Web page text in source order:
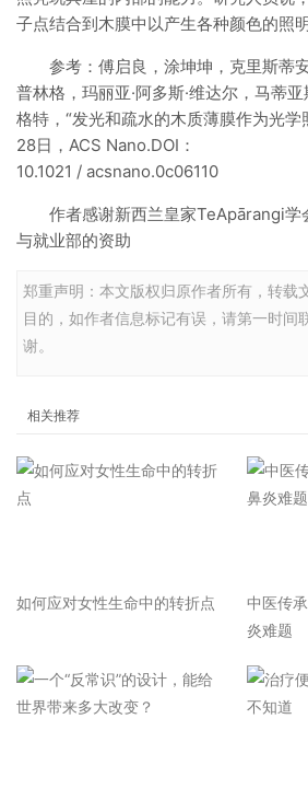
子点结合到木膜中以产生各种颜色的照明
参考：傅启良，涂坤坤，克里斯蒂
普林格，玛丽亚·阿多斯·维达尔，马蒂亚
格特，“发光和疏水的木质薄膜作为光
28日，ACS Nano.DOI：
10.1021 / acsnano.0c06110
作者感谢新西兰皇家TeApārangi学
与就业部的资助
郑重声明：本文版权归原作者所有，转载
目的，如作者信息标记有误，请第一时间
谢。
相关推荐
如何应对女性生命中的转折点
中医传
炎难题